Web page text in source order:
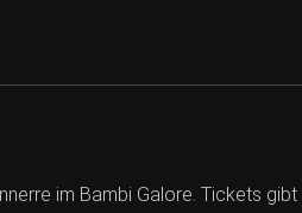
im Bambi Galore. Tickets